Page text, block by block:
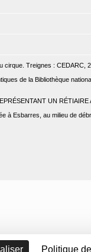
Treignes : CEDARC,
de la Bibliothèque
UN
Esbarres, au milieu de
Politique